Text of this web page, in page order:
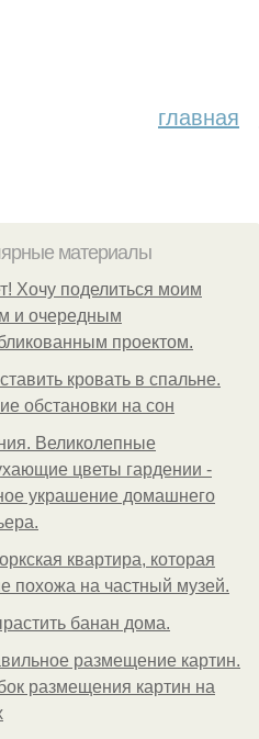
главная
материалы
Хочу поделиться моим
и очередным
проектом.
кровать в спальне.
обстановки на сон
Великолепные
цветы гардении -
украшение домашнего
квартира, которая
похожа на частный музей.
банан дома.
размещение картин.
размещения картин на